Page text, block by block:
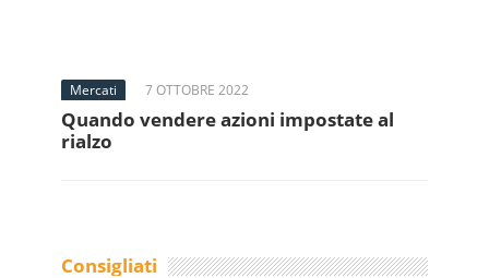
Mercati 7 OTTOBRE 2022
Quando vendere azioni impostate al
rialzo
Consigliati